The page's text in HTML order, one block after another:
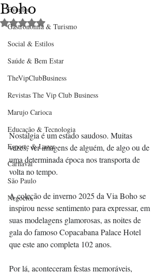
Eventos
Gastronomia & Turismo
Social & Estilos
Saúde & Bem Estar
TheVipClubBusiness
Revistas The Vip Club Business
Marujo Carioca
Educação & Tecnologia
Esporte & Lazer
Carnaval
São Paulo
Negocio
Boho
Avaliado com NaN de 5 estrelas.
Nostalgia é um estado saudoso. Muitas
vezes, ver imagens de alguém, de algo ou de
uma determinada época nos transporta de
volta no tempo.
A coleção de inverno 2025 da Via Boho se
inspirou nesse sentimento para expressar, em
suas modelagens glamorosas, as noites de
gala do famoso Copacabana Palace Hotel
que este ano completa 102 anos.
Por lá, aconteceram festas memoráveis,